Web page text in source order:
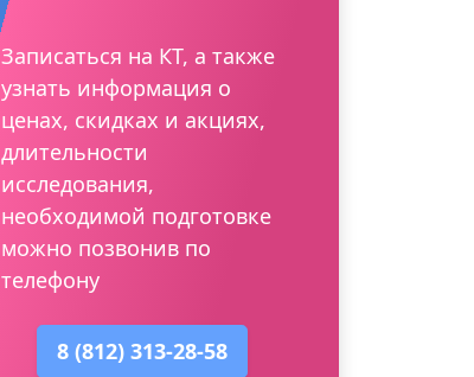
Записаться на КТ, а также
узнать информация о
ценах, скидках и акциях,
длительности
исследования,
необходимой подготовке
можно позвонив по
телефону
8 (812) 313-28-58